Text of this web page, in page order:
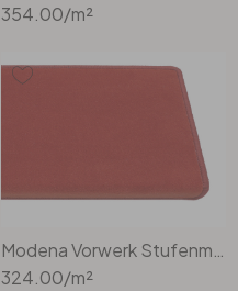
354.00/m²
Modena Vorwerk Stufenmatte Rechteckig in 1B28
324.00/m²